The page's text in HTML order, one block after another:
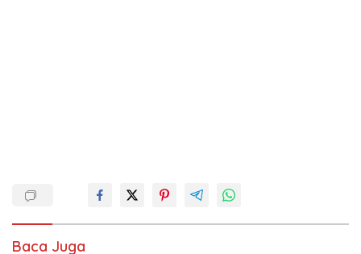
Baca Juga